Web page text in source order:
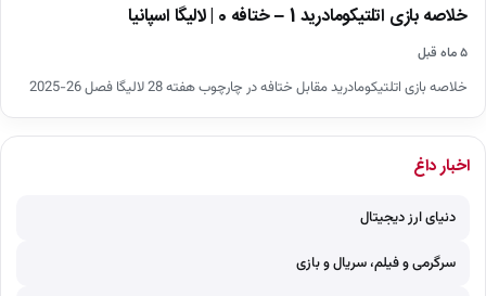
خلاصه بازی اتلتیکومادرید 1 – ختافه 0 | لالیگا اسپانیا
۵ ماه قبل
خلاصه بازی اتلتیکومادرید مقابل ختافه در چارچوب هفته 28 لالیگا فصل 26-2025
اخبار داغ
دنیای ارز دیجیتال
سرگرمی و فیلم، سریال و بازی